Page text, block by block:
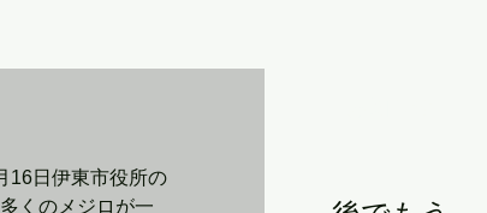
16日伊東市役所の
くのメジロが一